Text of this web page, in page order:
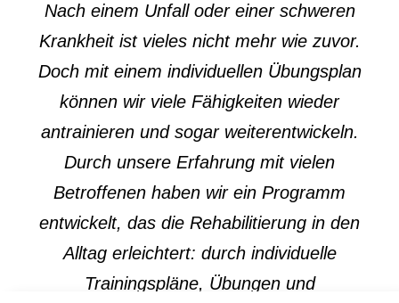
Nach einem Unfall oder einer schweren
Krankheit ist vieles nicht mehr wie zuvor.
Doch mit einem individuellen Übungsplan
können wir viele Fähigkeiten wieder
antrainieren und sogar weiterentwickeln.
Durch unsere Erfahrung mit vielen
Betroffenen haben wir ein Programm
entwickelt, das die Rehabilitierung in den
Alltag erleichtert: durch individuelle
Trainingspläne, Übungen und